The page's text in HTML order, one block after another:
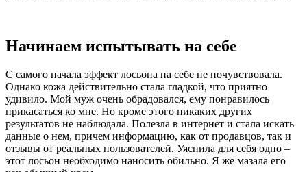
Начинаем испытывать на себе
С самого начала эффект лосьона на себе не почувствовала.
Однако кожа действительно стала гладкой, что приятно
удивило. Мой муж очень обрадовался, ему понравилось
прикасаться ко мне. Но кроме этого никаких других
результатов не наблюдала. Полезла в интернет и стала искать
данные о нем, причем информацию, как от продавцов, так и
отзывы от реальных пользователей. Уяснила для себя одно –
этот лосьон необходимо наносить обильно. Я же мазала его